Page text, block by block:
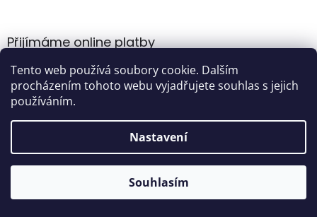
Tento web používá soubory cookie. Dalším
procházením tohoto webu vyjadřujete souhlas s jejich
používáním.
Nastavení
Souhlasím
Přijímáme online platby
Vytvořil Shoptet
Damijashop.cz. Všechna práva vyhrazena.